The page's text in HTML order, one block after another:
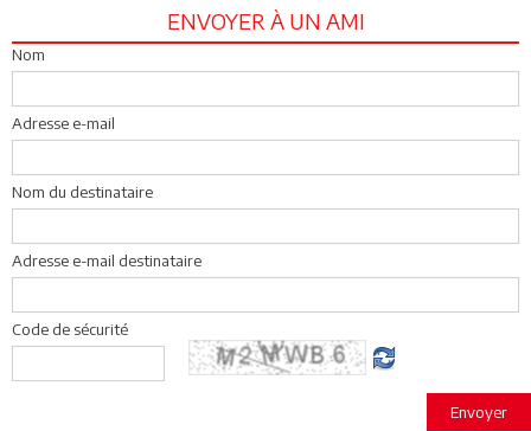
ENVOYER À UN AMI
Nom
Adresse e-mail
Nom du destinataire
Adresse e-mail destinataire
Code de sécurité
Envoyer